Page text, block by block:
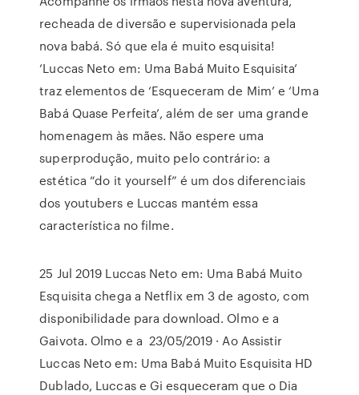
recheada de diversão e supervisionada pela
nova babá. Só que ela é muito esquisita!
‘Luccas Neto em: Uma Babá Muito Esquisita’
traz elementos de ‘Esqueceram de Mim’ e ‘Uma
Babá Quase Perfeita’, além de ser uma grande
homenagem às mães. Não espere uma
superprodução, muito pelo contrário: a
estética “do it yourself” é um dos diferenciais
dos youtubers e Luccas mantém essa
característica no filme.
25 Jul 2019 Luccas Neto em: Uma Babá Muito
Esquisita chega a Netflix em 3 de agosto, com
disponibilidade para download. Olmo e a
Gaivota. Olmo e a 23/05/2019 · Ao Assistir
Luccas Neto em: Uma Babá Muito Esquisita HD
Dublado, Luccas e Gi esqueceram que o Dia